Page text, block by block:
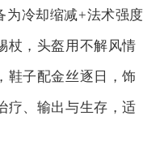
为冷却缩减+法术强度
杖，头盔用不解风情
鞋子配金丝逐日，饰
疗、输出与生存，适